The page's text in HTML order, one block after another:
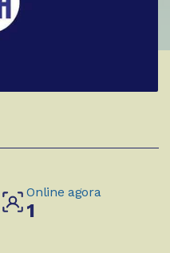
Online agora
1